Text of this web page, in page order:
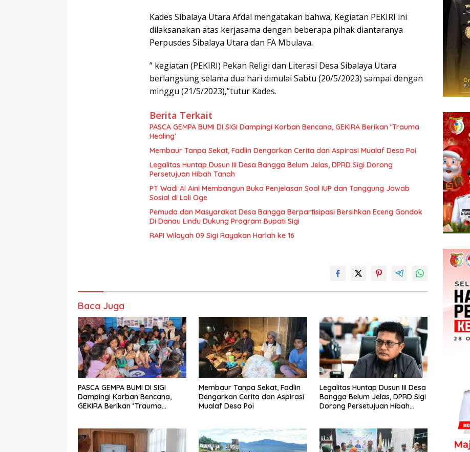
Kades Sibalaya Utara Afdal mengatakan bahwa, Kegiatan PEKIRI ini
dilaksanakan atas kerjasama dengan beberapa pihak diantaranya
Perpusdes Sibalaya Utara dan FA Mbulava.
” kegiatan (PEKIRI) Pekan Religi dan Literasi Desa Sibalaya Utara
berlangsung selama dua hari dimulai Sabtu (20/5/2023) sampai dengan
minggu (21/5/2023),”tutur Kades.
Berita Terkait
PASCA GEMPA BUMI DI SIGI Dampingi Korban Bencana, GEKIRA Berikan ‘Trauma
Healing’
Membaur Tanpa Sekat, Fadlin Dengarkan Cerita dan Aspirasi Mualaf Desa Poi
Legalitas Huntap Dusun III Desa Bangga Belum Jelas, DPRD Sigi Dorong
Persetujuan Hibah Tanah
PT Wadi Al Aini Membangun Buka Penjelasan Soal IUP dan Tanggung Jawab
Sosial di Loli Oge
Pemuda dan Masyarakat Desa Bangga Berpartisipasi Bersihkan Eceng Gondok
Di Danau Lindu Dukung Program Bupati Sigi
RAPI Wilayah 09 Sigi Rayakan Harlah ke 16
Baca Juga
PASCA GEMPA BUMI DI SIGI
Dampingi Korban Bencana,
GEKIRA Berikan ‘Trauma
Membaur Tanpa Sekat, Fadlin
Dengarkan Cerita dan Aspirasi
Mualaf Desa Poi
Legalitas Huntap Dusun III Desa
Bangga Belum Jelas, DPRD Sigi
Dorong Persetujuan Hibah